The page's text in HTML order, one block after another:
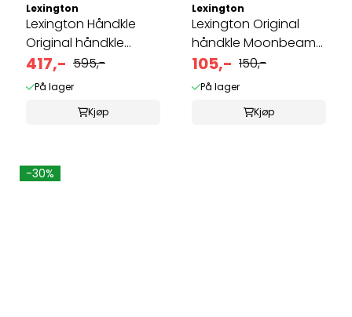
Lexington
Lexington Håndkle
Original håndkle
Vintage green ...
417,- 595,-
På lager
Kjøp
Lexington
Lexington Original
håndkle Moonbeam
30x50
105,- 150,-
På lager
Kjøp
-30%